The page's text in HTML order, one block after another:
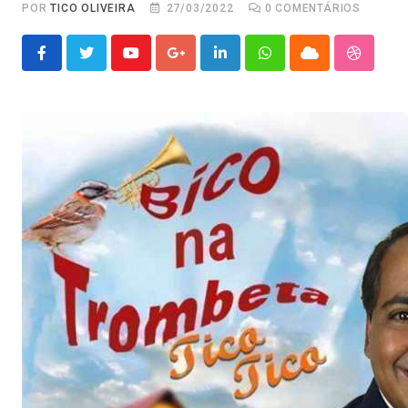
PORTICO OLIVEIRA 27/03/2022 0 COMENTÁRIOS
YoutubeGoogle+LinkedInWhatsappCloud